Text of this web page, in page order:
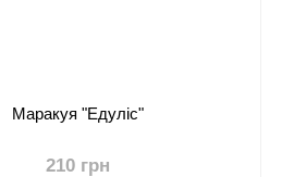
Маракуя "Едуліс"
210 грн